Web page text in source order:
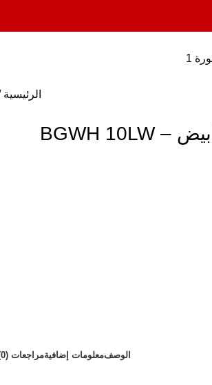
الرئيسية
الوصفمعلومات إضافيةمراجعات (0)